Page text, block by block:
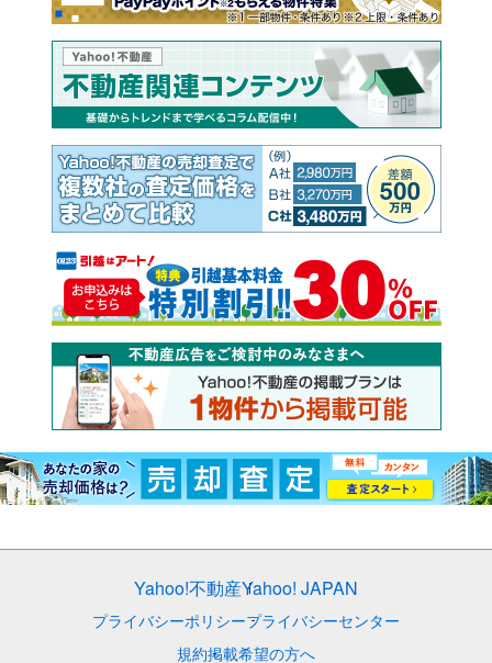
Yahoo!不動産Yahoo! JAPAN
プライバシーポリシープライバシーセンター
規約掲載希望の方へ